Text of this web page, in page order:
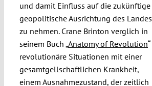
und damit Einfluss auf die zukünftige
geopolitische Ausrichtung des Landes
zu nehmen. Crane Brinton verglich in
seinem Buch „Anatomy of Revolution“
revolutionäre Situationen mit einer
gesamtgellschaftlichen Krankheit,
einem Ausnahmezustand, der zeitlich